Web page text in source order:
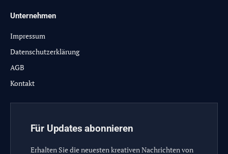
Unternehmen
Impressum
Datenschutzerklärung
AGB
Kontakt
Für Updates abonnieren
Erhalten Sie die neuesten kreativen Nachrichten von